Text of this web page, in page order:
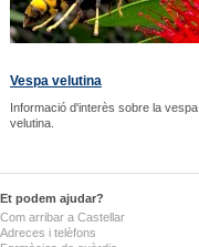
Vespa velutina
Informació d'interès sobre la vespa
velutina.
Et podem ajudar?
Com arribar a Castellar
Adreces i telèfons